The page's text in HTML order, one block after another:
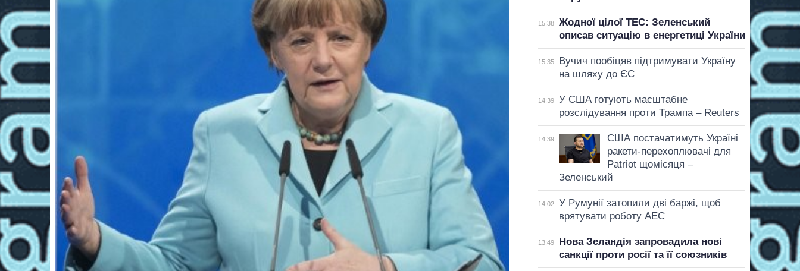
15:38
Жодної цілої ТЕС: Зеленський
описав ситуацію в енергетиці України
15:35
Вучич пообіцяв підтримувати Україну
на шляху до ЄС
14:39
У США готують масштабне
розслідування проти Трампа – Reuters
14:39
США постачатимуть Україні
ракети-перехоплювачі для
Patriot щомісяця –
Зеленський
14:02
У Румунії затопили дві баржі, щоб
врятувати роботу АЕС
13:49
Нова Зеландія запровадила нові
санкції проти росії та її союзників